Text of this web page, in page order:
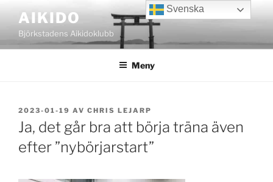
innehåll
AIKIDO
Björkstadens Aikidoklubb
Meny
PUBLICERAT
2023-01-19 AV CHRIS LEJARP
Ja, det går bra att börja träna även
efter ”nybörjarstart”
Svenska